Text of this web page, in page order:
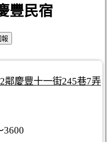
豐民宿
鄰慶豐十一街245巷7弄
3600